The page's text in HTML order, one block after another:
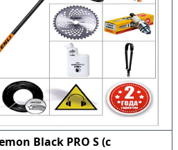
Black PRO S (с